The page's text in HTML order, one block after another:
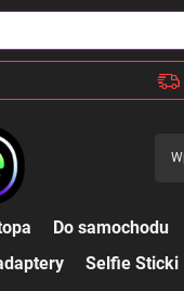
Do samochodu
Selfie Sticki